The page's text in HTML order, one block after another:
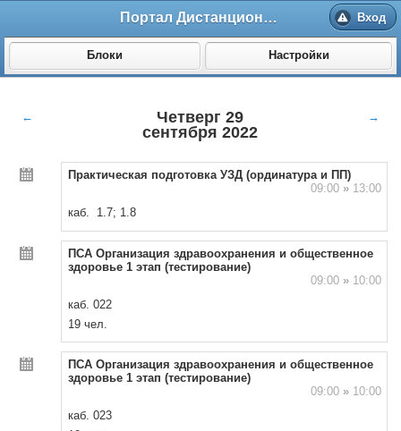
Портал Дистанционного обучения ВолгГМУ Вход
Блоки Настройки
←
Четверг 29
сентября 2022
→
Практическая подготовка УЗД (ординатура и ПП)
09:00 »13:00
каб. 1.7; 1.8
ПСА Организация здравоохранения и общественное
здоровье 1 этап (тестирование)
09:00 »10:00
каб. 022
19 чел.
ПСА Организация здравоохранения и общественное
здоровье 1 этап (тестирование)
09:00 »10:00
каб. 023